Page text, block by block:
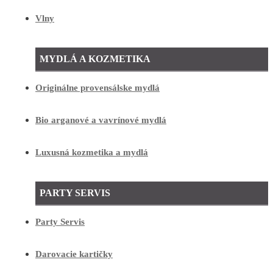
Vlny
MYDLÁ A KOZMETIKA
Originálne provensálske mydlá
Bio arganové a vavrínové mydlá
Luxusná kozmetika a mydlá
PARTY SERVIS
Party Servis
Darovacie kartičky